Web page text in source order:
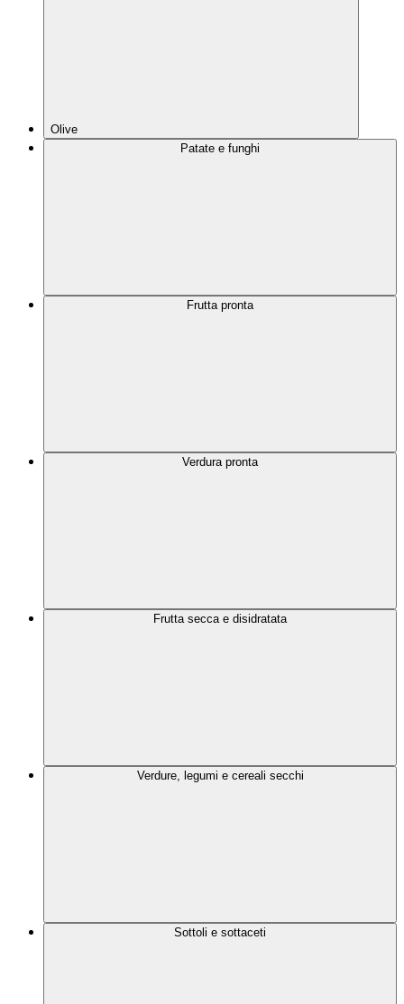
Olive
Patate e funghi
Frutta pronta
Verdura pronta
Frutta secca e disidratata
Verdure, legumi e cereali secchi
Sottoli e sottaceti